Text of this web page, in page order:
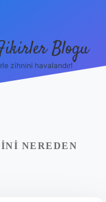
Blogu
zihnini havalandır!
NEREDEN